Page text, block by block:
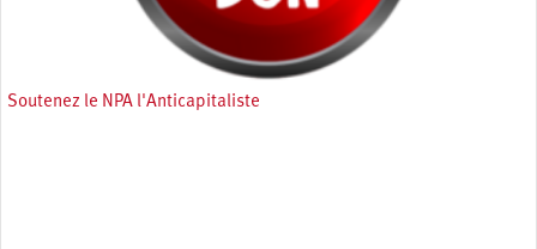
Soutenez le NPA l'Anticapitaliste